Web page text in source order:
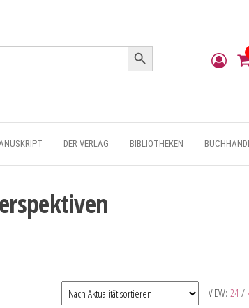
Search Button
DER VERLAG BIBLIOTHEKEN
VIEW: 24 /